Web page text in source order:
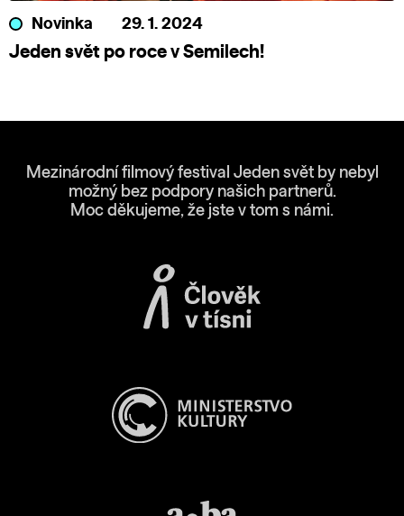
Novinka 29. 1. 2024
Jeden svět po roce v Semilech!
Mezinárodní filmový festival Jeden svět by nebyl
možný bez podpory našich partnerů.
Moc děkujeme, že jste v tom s námi.